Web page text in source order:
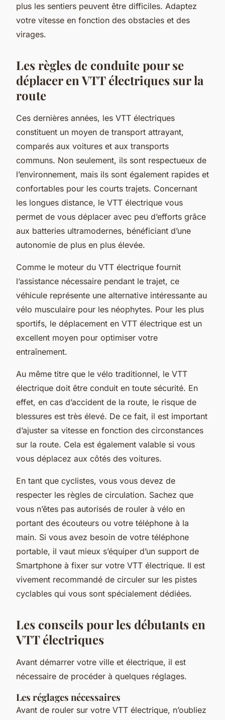
plus les sentiers peuvent être difficiles. Adaptez
votre vitesse en fonction des obstacles et des
virages.
Les règles de conduite pour se
déplacer en VTT électriques sur la
route
Ces dernières années, les VTT électriques
constituent un moyen de transport attrayant,
comparés aux voitures et aux transports
communs. Non seulement, ils sont respectueux de
l’environnement, mais ils sont également rapides et
confortables pour les courts trajets. Concernant
les longues distance, le VTT électrique vous
permet de vous déplacer avec peu d’efforts grâce
aux batteries ultramodernes, bénéficiant d’une
autonomie de plus en plus élevée.
Comme le moteur du VTT électrique fournit
l’assistance nécessaire pendant le trajet, ce
véhicule représente une alternative intéressante au
vélo musculaire pour les néophytes. Pour les plus
sportifs, le déplacement en VTT électrique est un
excellent moyen pour optimiser votre
entraînement.
Au même titre que le vélo traditionnel, le VTT
électrique doit être conduit en toute sécurité. En
effet, en cas d’accident de la route, le risque de
blessures est très élevé. De ce fait, il est important
d’ajuster sa vitesse en fonction des circonstances
sur la route. Cela est également valable si vous
vous déplacez aux côtés des voitures.
En tant que cyclistes, vous vous devez de
respecter les règles de circulation. Sachez que
vous n’êtes pas autorisés de rouler à vélo en
portant des écouteurs ou votre téléphone à la
main. Si vous avez besoin de votre téléphone
portable, il vaut mieux s’équiper d’un support de
Smartphone à fixer sur votre VTT électrique. Il est
vivement recommandé de circuler sur les pistes
cyclables qui vous sont spécialement dédiées.
Les conseils pour les débutants en
VTT électriques
Avant démarrer votre ville et électrique, il est
nécessaire de procéder à quelques réglages.
Les réglages nécessaires
Avant de rouler sur votre VTT électrique, n’oubliez